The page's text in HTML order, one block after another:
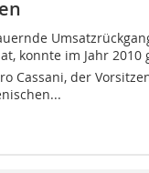
konnte im Jahr 2010
Cassani, der